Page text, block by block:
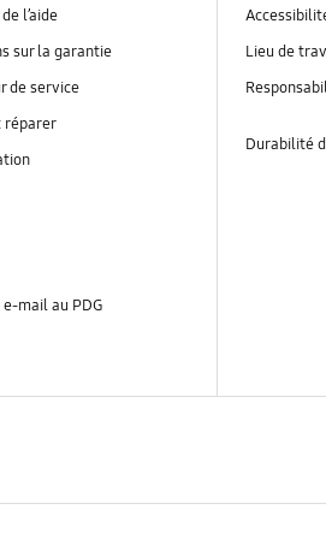
l’aide
sur la garantie
de service
réparer
e-mail au PDG
Lieu de
Durabilité